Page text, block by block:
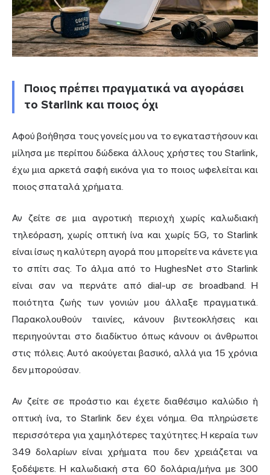
Ποιος πρέπει πραγματικά να αγοράσει
το Starlink και ποιος όχι
Αφού βοήθησα τους γονείς μου να το εγκαταστήσουν και
μίλησα με περίπου δώδεκα άλλους χρήστες του Starlink,
έχω μια αρκετά σαφή εικόνα για το ποιος ωφελείται και
ποιος σπαταλά χρήματα.
Αν ζείτε σε μια αγροτική περιοχή χωρίς καλωδιακή
τηλεόραση, χωρίς οπτική ίνα και χωρίς 5G, το Starlink
είναι ίσως η καλύτερη αγορά που μπορείτε να κάνετε για
το σπίτι σας. Το άλμα από το HughesNet στο Starlink
είναι σαν να περνάτε από dial-up σε broadband. Η
ποιότητα ζωής των γονιών μου άλλαξε πραγματικά.
Παρακολουθούν ταινίες, κάνουν βιντεοκλήσεις και
περιηγούνται στο διαδίκτυο όπως κάνουν οι άνθρωποι
στις πόλεις. Αυτό ακούγεται βασικό, αλλά για 15 χρόνια
δεν μπορούσαν.
Αν ζείτε σε προάστιο και έχετε διαθέσιμο καλώδιο ή
οπτική ίνα, το Starlink δεν έχει νόημα. Θα πληρώσετε
περισσότερα για χαμηλότερες ταχύτητες. Η κεραία των
349 δολαρίων είναι χρήματα που δεν χρειάζεται να
ξοδέψετε. Η καλωδιακή στα 60 δολάρια/μήνα με 300